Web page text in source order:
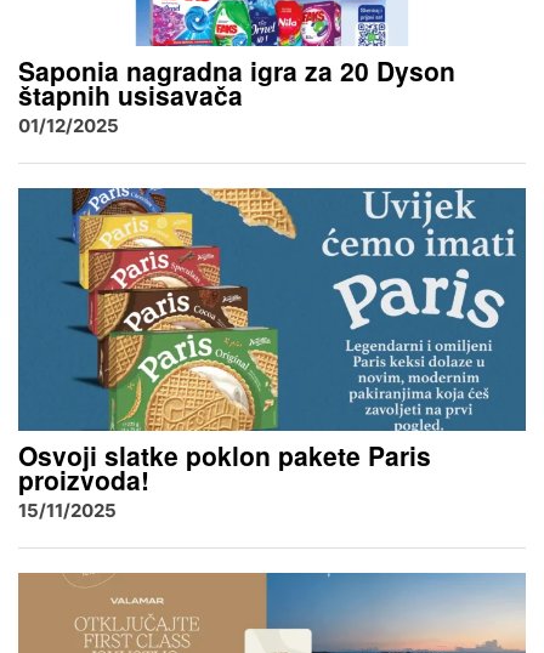
Saponia nagradna igra za 20 Dyson
štapnih usisavača
01/12/2025
Osvoji slatke poklon pakete Paris
proizvoda!
15/11/2025